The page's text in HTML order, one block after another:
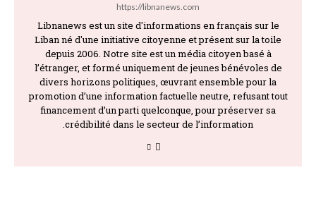
https://libnanews.com
Libnanews est un site d'informations en français sur le
Liban né d'une initiative citoyenne et présent sur la toile
depuis 2006. Notre site est un média citoyen basé à
l’étranger, et formé uniquement de jeunes bénévoles de
divers horizons politiques, œuvrant ensemble pour la
promotion d’une information factuelle neutre, refusant tout
financement d’un parti quelconque, pour préserver sa
crédibilité dans le secteur de l’information.